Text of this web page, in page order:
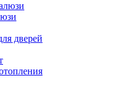
дверей